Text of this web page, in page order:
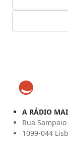
A RÁDIO
Rua
1099-044